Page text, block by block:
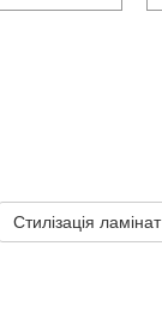
Стилізація ламінат